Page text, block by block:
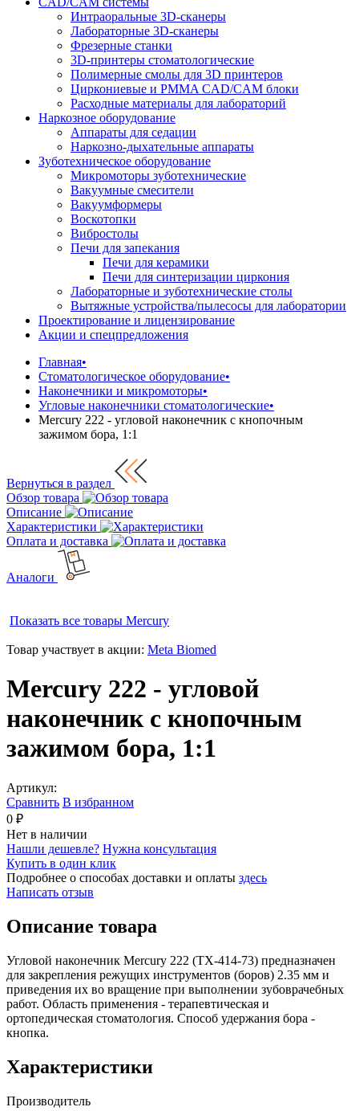
Интраоральные 3D-сканеры
Лабораторные 3D-сканеры
Фрезерные станки
3D-принтеры стоматологические
Полимерные смолы для 3D принтеров
Циркониевые и PMMA CAD/CAM блоки
Расходные материалы для лабораторий
Наркозное оборудование
Аппараты для седации
Наркозно-дыхательные аппараты
Зуботехническое оборудование
Микромоторы зуботехнические
Вакуумные смесители
Вакуумформеры
Воскотопки
Вибростолы
Печи для запекания
Печи для керамики
Печи для синтеризации циркония
Лабораторные и зуботехнические столы
Вытяжные устройства/пылесосы для лаборатории
Проектирование и лицензирование
Акции и спецпредложения
Главная•
Стоматологическое оборудование•
Наконечники и микромоторы•
Угловые наконечники стоматологические•
Mercury 222 - угловой наконечник с кнопочным
зажимом бора, 1:1
Вернуться в раздел
Обзор товара
Описание
Характеристики
Оплата и доставка
Аналоги
Показать все товары Mercury
Товар участвует в акции: Meta Biomed
Mercury 222 - угловой
наконечник с кнопочным
зажимом бора, 1:1
Артикул:
Сравнить В избранном
0 ₽
Нет в наличии
Нашли дешевле? Нужна консультация
Купить в один клик
Подробнее о способах доставки и оплаты здесь
Написать отзыв
Описание товара
Угловой наконечник Mercury 222 (TX-414-73) предназначен
для закрепления режущих инструментов (боров) 2.35 мм и
приведения их во вращение при выполнении зубоврачебных
работ. Область применения - терапевтическая и
ортопедическая стоматология. Способ удержания бора -
кнопка.
Характеристики
Производитель